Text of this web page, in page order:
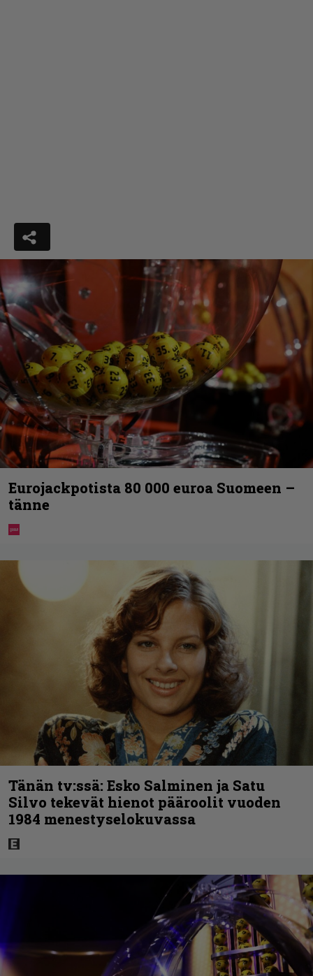
Eurojackpotista 80 000 euroa Suomeen –
tänne
Tänän tv:ssä: Esko Salminen ja Satu
Silvo tekevät hienot pääroolit vuoden
1984 menestyselokuvassa